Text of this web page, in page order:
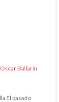
Ballarín
El pasado